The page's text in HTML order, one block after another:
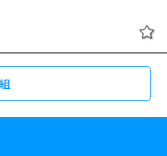
、妻にラブレターを贈るため定